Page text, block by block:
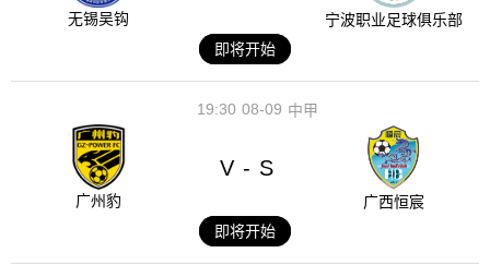
无锡吴钩
宁波职业足球俱乐部
即将开始
08-09
19:30 中甲
广州豹
V - S
广西恒宸
即将开始